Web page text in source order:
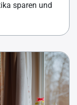
sparen und